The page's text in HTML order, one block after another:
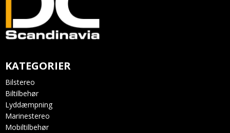
KATEGORIER
Bilstereo
Biltilbehør
Lyddæmpning
Marinestereo
Mobiltilbehør